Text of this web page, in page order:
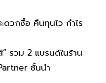
ดวกซื้อ คืนทุนไว กำไร
รวม 2 แบรนด์ในร้าน
ชั้นนำ